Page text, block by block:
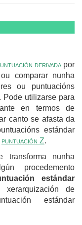
derivada por
comparar nunha
ou puntuacións
Pode utilizarse para
en termos de
canto se afasta da
estándar
puntuación Z.
transforma nunha
procedemento
estándar
de
estándar